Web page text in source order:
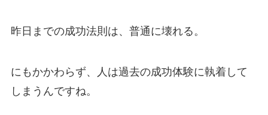
昨日までの成功法則は、普通に壊れる。
にもかかわらず、人は過去の成功体験に執着して
しまうんですね。